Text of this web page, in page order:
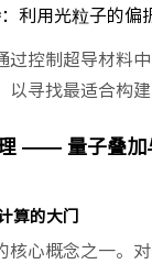
：利用光粒子的偏
过控制超导材料
寻找最适合构
—— 量子叠加
算的大门
核心概念之一。